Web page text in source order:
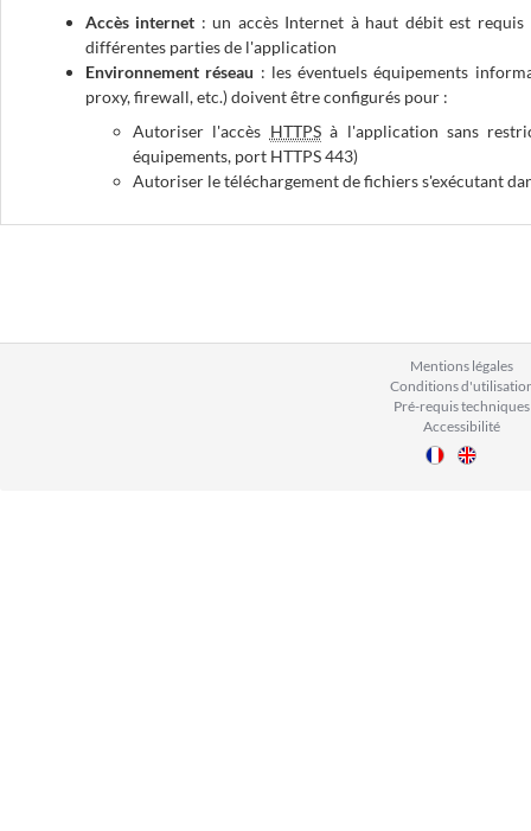
Accès internet : un accès Internet à haut débit est
différentes parties de l'application
Environnement réseau : les éventuels équipements
proxy, firewall, etc.) doivent être configurés pour :
Autoriser l'accès HTTPSà l'application sans
équipements, port HTTPS 443)
Autoriser le téléchargement de fichiers s'exécutant
Mentions légales
Conditions
Pré-requis techniques
Accessibilité